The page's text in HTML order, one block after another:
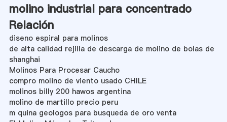
molino industrial para concentrado
Relación
diseno espiral para molinos
de alta calidad rejilla de descarga de molino de bolas de
shanghai
Molinos Para Procesar Caucho
compro molino de viento usado CHILE
molinos billy 200 hawos argentina
molino de martillo precio peru
m quina geologos para busqueda de oro venta